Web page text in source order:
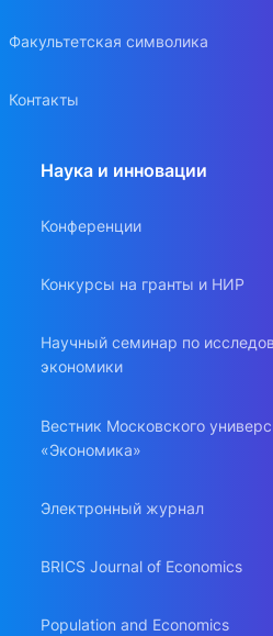
Факультетская символика
Контакты
Наука и инновации
Конференции
Конкурсы на гранты и НИР
Научный семинар по
экономики
Вестник Московского
«Экономика»
Электронный журнал
BRICS Journal of Economics
Population and Economics